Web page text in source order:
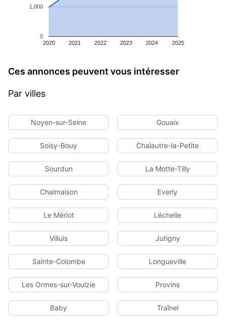
2020 2021 2022 2023 2024 2025
0
1,000
Ces annonces peuvent vous intéresser
Par villes
Noyen-sur-Seine Gouaix
Soisy-Bouy Chalautre-la-Petite
Sourdun La Motte-Tilly
Chalmaison Everly
Le Mériot Léchelle
Villuis Jutigny
Sainte-Colombe Longueville
Les Ormes-sur-Voulzie Provins
Baby Traînel